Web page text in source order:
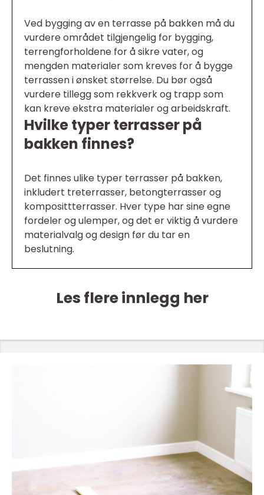
Ved bygging av en terrasse på bakken må du
vurdere området tilgjengelig for bygging,
terrengforholdene for å sikre vater, og
mengden materialer som kreves for å bygge
terrassen i ønsket størrelse. Du bør også
vurdere tillegg som rekkverk og trapp som
kan kreve ekstra materialer og arbeidskraft.
Hvilke typer terrasser på
bakken finnes?
Det finnes ulike typer terrasser på bakken,
inkludert treterrasser, betongterrasser og
komposittterrasser. Hver type har sine egne
fordeler og ulemper, og det er viktig å vurdere
materialvalg og design før du tar en
beslutning.
Les flere innlegg her